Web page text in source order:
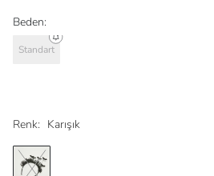
Renk: Karışık
Beden:
Standart